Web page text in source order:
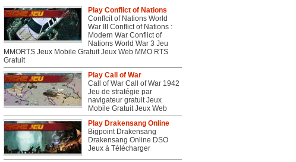
Play Conflict of Nations
Conflcit of Nations World
War III Conflict of Nations :
Modern War Conflict of
Nations World War 3 Jeu
MMORTS Jeux Mobile Gratuit Jeux Web MMO RTS
Gratuit
Play Call of War
Call of War Call of War 1942
Jeu de stratégie par
navigateur gratuit Jeux
Mobile Gratuit Jeux Web
Play Drakensang Online
Bigpoint Drakensang
Drakensang Online DSO
Jeux à Télécharger